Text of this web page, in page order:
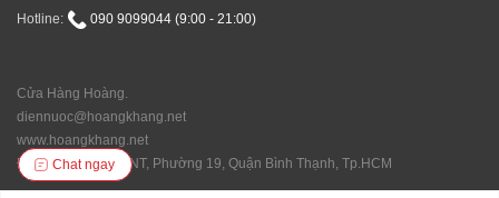
Hotline: 090 9099044 (9:00 - 21:00)
Cửa Hàng Hoàng.
diennuoc@hoangkhang.net
www.hoangkhang.net
Địa chỉ: 92/146 XVNT, Phường 19, Quận Bình Thạnh, Tp.HCM
Chat ngay